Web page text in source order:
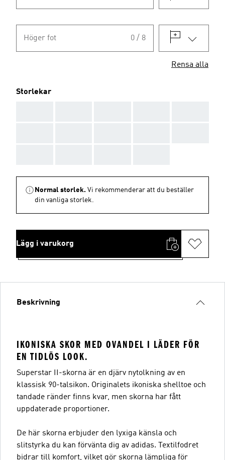
Höger fot 0 / 8
Rensa alla
Storlekar
Normal storlek. Vi rekommenderar att du beställer
din vanliga storlek.
Lägg i varukorg
Beskrivning
IKONISKA SKOR MED OVANDEL I LÄDER FÖR
EN TIDLÖS LOOK.
Superstar II-skorna är en djärv nytolkning av en
klassisk 90-talsikon. Originalets ikoniska shelltoe och
tandade ränder finns kvar, men skorna har fått
uppdaterade proportioner.
De här skorna erbjuder den lyxiga känsla och
slitstyrka du kan förvänta dig av adidas. Textilfodret
bidrar till komfort, vilket gör skorna lämpliga för